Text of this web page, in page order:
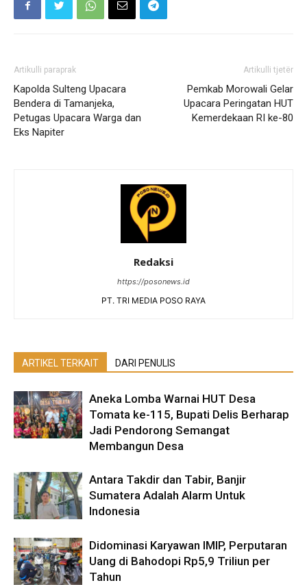
Artikulli paraprak
Kapolda Sulteng Upacara
Bendera di Tamanjeka,
Petugas Upacara Warga dan
Eks Napiter
Artikulli tjetër
Pemkab Morowali Gelar
Upacara Peringatan HUT
Kemerdekaan RI ke-80
Redaksi
https://posonews.id
PT. TRI MEDIA POSO RAYA
ARTIKEL TERKAIT DARI PENULIS
Aneka Lomba Warnai HUT Desa
Tomata ke-115, Bupati Delis Berharap
Jadi Pendorong Semangat
Membangun Desa
Antara Takdir dan Tabir, Banjir
Sumatera Adalah Alarm Untuk
Indonesia
Didominasi Karyawan IMIP, Perputaran
Uang di Bahodopi Rp5,9 Triliun per
Tahun